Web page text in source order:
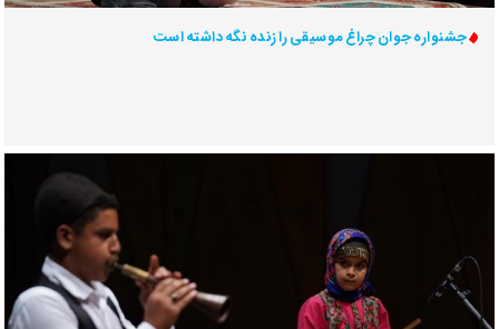
جشنواره جوان چراغ موسیقی را زنده نگه داشته است